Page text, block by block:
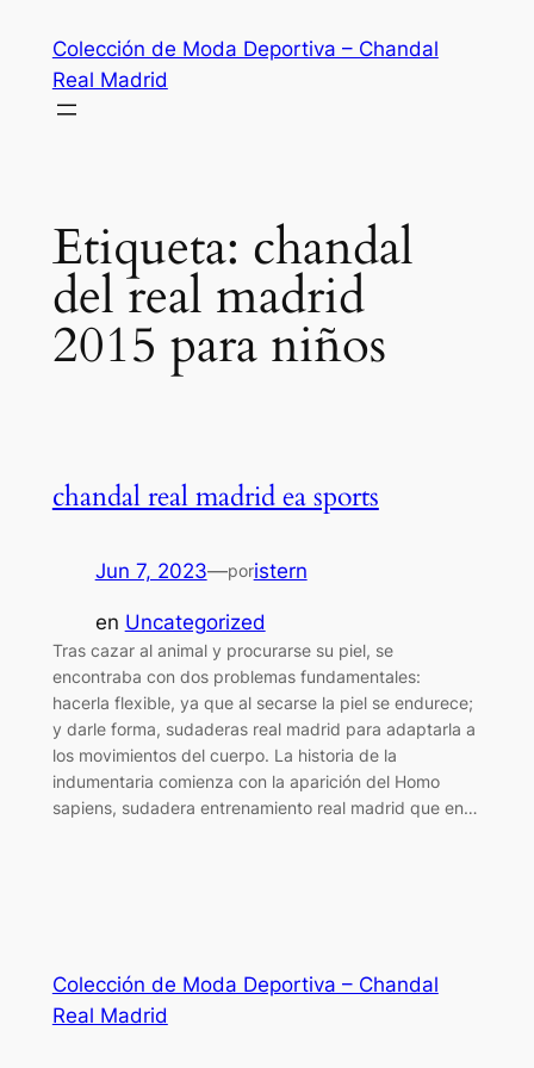
contenido
Colección de Moda Deportiva – Chandal
Real Madrid
Etiqueta: chandal
del real madrid
2015 para niños
chandal real madrid ea sports
Jun 7, 2023—poristern
en Uncategorized
Tras cazar al animal y procurarse su piel, se
encontraba con dos problemas fundamentales:
hacerla flexible, ya que al secarse la piel se endurece;
y darle forma, sudaderas real madrid para adaptarla a
los movimientos del cuerpo. La historia de la
indumentaria comienza con la aparición del Homo
sapiens, sudadera entrenamiento real madrid que en…
Colección de Moda Deportiva – Chandal
Real Madrid